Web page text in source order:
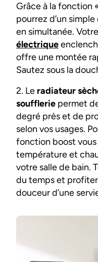
Grâce à la fonction
pourrez d’un
en simultanée. Votre
électrique
offre une montée
Sautez sous la
2. Le radiateur
soufflerie permet
degré près et de
selon vos usages.
fonction boost
température et
votre salle de bain.
du temps et
douceur d’une